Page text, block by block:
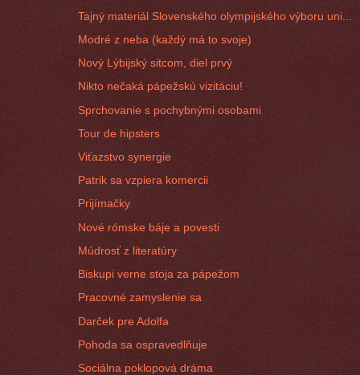
Tajný materiál Slovenského olympijského výboru uni...
Modré z neba (každý má to svoje)
Nový Lýbijský sitcom, diel prvý
Nikto nečaká pápežskú vizitáciu!
Sprchovanie s pochybnými osobami
Tour de hipsters
Viťazstvo synergie
Patrik sa vzpiera komercii
Prijímačky
Nové rómske báje a povesti
Múdrosť z literatúry
Biskupi verne stoja za pápežom
Pracovné zamyslenie sa
Darček pre Adolfa
Pohoda sa ospravedlňuje
Sociálna poklopová dráma